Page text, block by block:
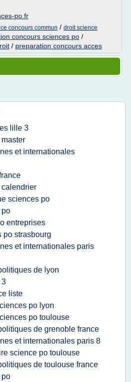
po.fr
concours commun / droit science
concours sciences po /
/ preparation concours acces
lille 3
et internationales
sciences po
po
entreprises
po strasbourg
et internationales paris
de lyon
3
liste
po lyon
po toulouse
de grenoble france
et internationales paris 8
science po toulouse
de toulouse france
po